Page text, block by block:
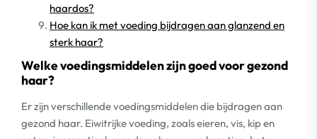
haardos?
Hoe kan ik met voeding bijdragen aan glanzend en
sterk haar?
Welke voedingsmiddelen zijn goed voor gezond
haar?
Er zijn verschillende voedingsmiddelen die bijdragen aan
gezond haar. Eiwitrijke voeding, zoals eieren, vis, kip en